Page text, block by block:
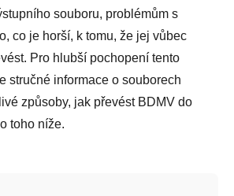
souboru, problémům s
co je horší, k tomu, že jej vůbec
Pro hlubší pochopení tento
stručné informace o souborech
způsoby, jak převést BDMV do
toho níže.